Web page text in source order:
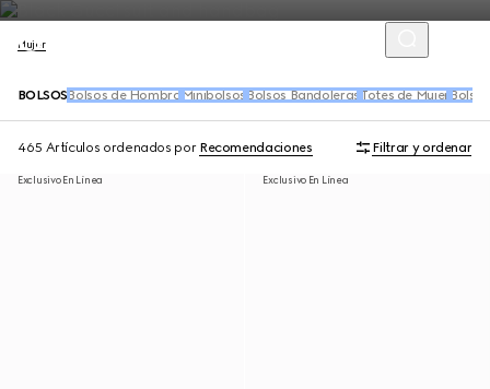
Mujer
BOLSOS Bolsos de Hombro Minibolsos Bolsos Bandoleras Totes de Mujer
465 Artículos ordenados por Recomendaciones Filtrar y ordenar
Exclusivo En Línea Exclusivo En Línea